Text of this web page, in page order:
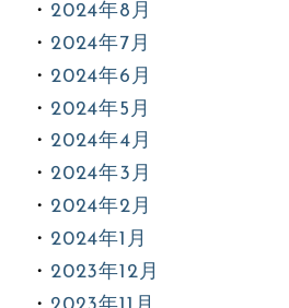
2024年8月
2024年7月
2024年6月
2024年5月
2024年4月
2024年3月
2024年2月
2024年1月
2023年12月